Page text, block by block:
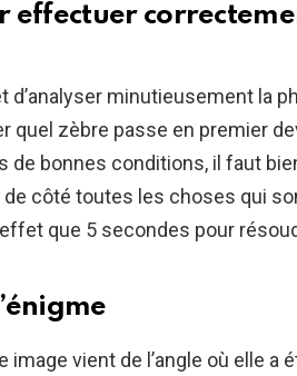
effectuer
d’analyser minutieusement la
quel zèbre passe en premier
de bonnes conditions, il faut
côté toutes les choses qui
que 5 secondes pour
vient de l’angle où elle a